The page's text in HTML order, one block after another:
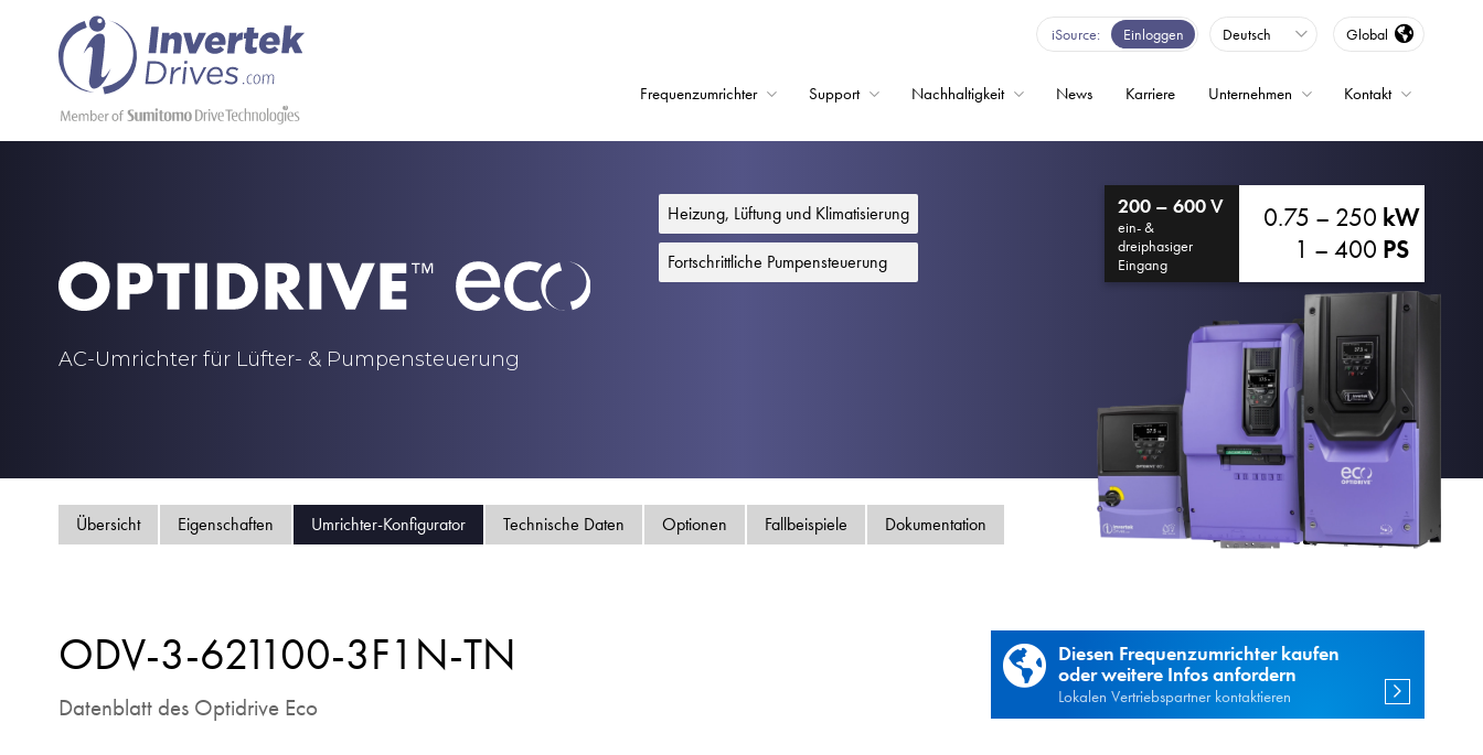
iSource Einloggen Deutsch Global
Frequenzumrichter Support Nachhaltigkeit News Karriere Unternehmen Kontakt
AC-Umrichter für Lüfter- & Pumpensteuerung
Heizung, Lüftung und Klimatisierung
Fortschrittliche Pumpensteuerung
200 – 600 V
ein- &
dreiphasiger
Eingang
0.75 – 250 kW
1 – 400 PS
Übersicht Eigenschaften Umrichter-Konfigurator Technische Daten Optionen Fallbeispiele Dokumentation
ODV-3-621100-3F1N-TN
Datenblatt des Optidrive Eco
Diesen Frequenzumrichter kaufen
oder weitere Infos anfordern
Lokalen Vertriebspartner kontaktieren
Frequenzumrichter
Support
Nachhaltigkeit
Datenschutzrichtlinie
Sitemap